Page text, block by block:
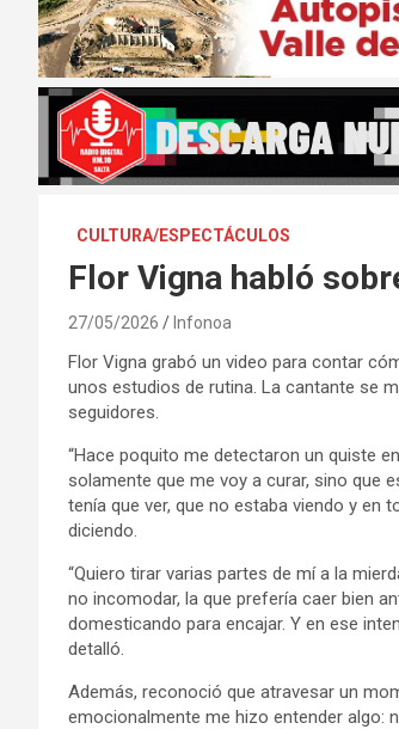
CULTURA/ESPECTÁCULOS
Flor Vigna habló
27/05/2026 Infonoa
Flor Vigna grabó un video para contar
unos estudios de rutina. La cantante se
seguidores.
“Hace poquito me detectaron un quiste
solamente que me voy a curar, sino que
tenía que ver, que no estaba viendo y en
diciendo.
“Quiero tirar varias partes de mí a la
no incomodar, la que prefería caer bien
domesticando para encajar. Y en ese
detalló.
Además, reconoció que atravesar un
emocionalmente me hizo entender algo: